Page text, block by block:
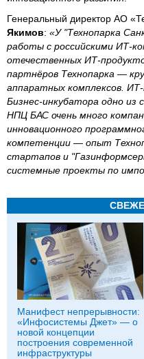
Генеральный директор АО
Якимов: «У "Технопарка
работы с российскими ИТ-
отечественных ИТ-
партнёров Технопарка —
аппаратных комплексов.
Бизнес-инкубатора одно
НПЦ БАС очень много
инновационного
компетенции — опыт
стартапов и
системные проекты по
Манифест непрерывности:
«Инфосистемы Джет» — о
новой концепции
построения современной
инфраструктуры